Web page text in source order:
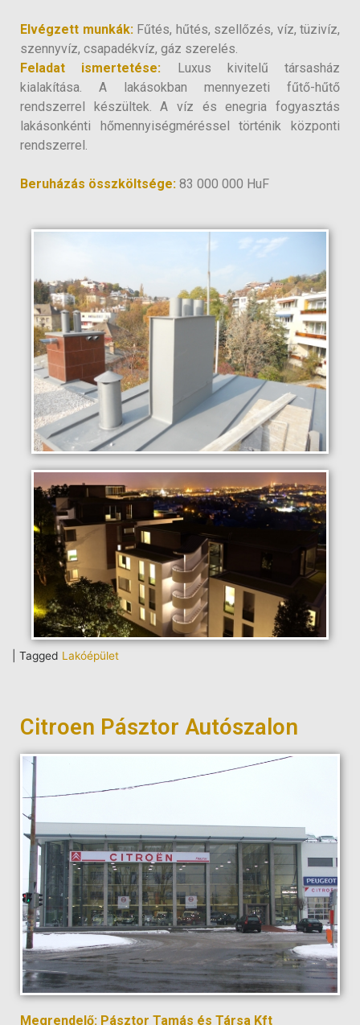
Elvégzett munkák: Fűtés, hűtés, szellőzés, víz, tüzivíz,
szennyvíz, csapadékvíz, gáz szerelés.
Feladat ismertetése:
Luxus kivitelű társasház
kialakítása. A lakásokban mennyezeti fűtő-hűtő
rendszerrel készültek. A víz és enegria fogyasztás
lakásonkénti hőmennyiségméréssel történik központi
rendszerrel.
Beruházás összköltsége: 83 000 000 HuF
Tagged Lakóépület
Citroen Pásztor Autószalon
Megrendelő: Pásztor Tamás és Társa Kft